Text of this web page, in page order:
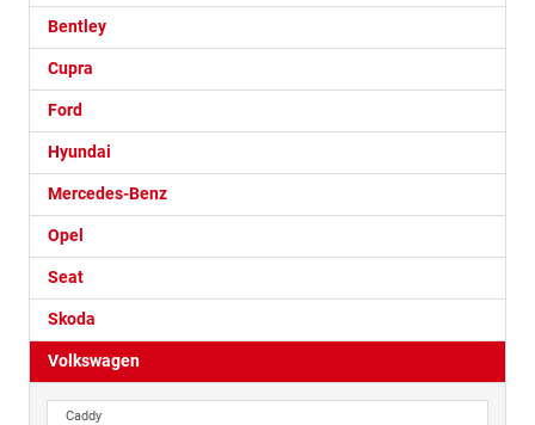
Bentley
Cupra
Ford
Hyundai
Mercedes-Benz
Opel
Seat
Skoda
Volkswagen
Caddy